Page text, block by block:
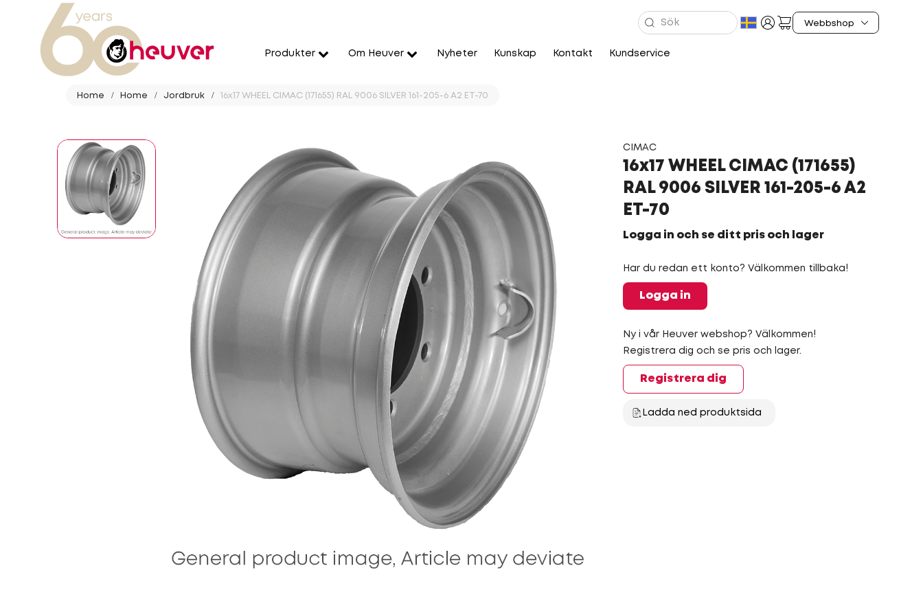
Produkter Om Heuver Nyheter Kunskap Kontakt Kundservice
Home Home Jordbruk 16x17 WHEEL CIMAC (171655) RAL 9006 SILVER 161-205-6 A2 ET-70
CIMAC
16x17 WHEEL CIMAC (171655)
RAL 9006 SILVER 161-205-6 A2
ET-70
Logga in och se ditt pris och lager
Har du redan ett konto? Välkommen tillbaka!
Logga in
Ny i vår Heuver webshop? Välkommen!
Registrera dig och se pris och lager.
Registrera dig
Ladda ned produktsida